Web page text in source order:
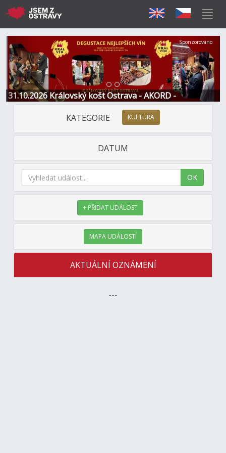
31.10.2026 Královský košt Ostrava - AKORD -
Restaurace a Hotel
Předchozí Další
Sponzorováno
KATEGORIE KULTURA
DATUM
OK
+ PŘIDAT UDÁLOST
MAPA UDÁLOSTÍ
AKTUÁLNÍ OZNÁMENÍ
---